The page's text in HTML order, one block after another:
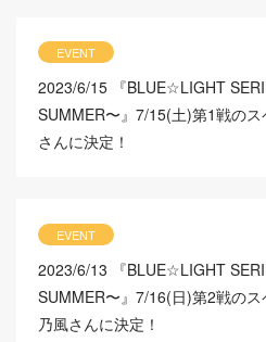
EVENT
2023/6/15 『BLUE☆LIGHT
SUMMER〜』7/15(土)第1戦の
さんに決定！
EVENT
2023/6/13
『BLUE☆LIGHT
SUMMER〜』7/16(日)第2戦の
乃風さんに決定！